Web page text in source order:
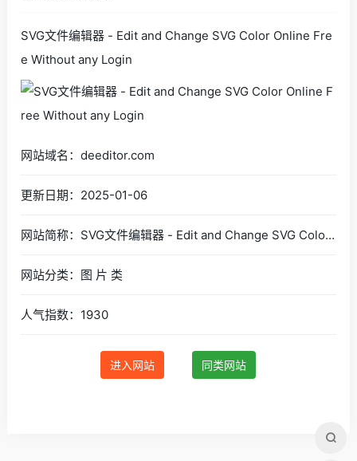
SVG文件编辑器 - Edit and Change SVG Color Online Fre
e Without any Login
网站域名：deeditor.com
更新日期：2025-01-06
网站简称：SVG文件编辑器 - Edit and Change SVG Color Online Free Without any Login
网站分类：图 片 类
人气指数：1930
进入网站 同类网站